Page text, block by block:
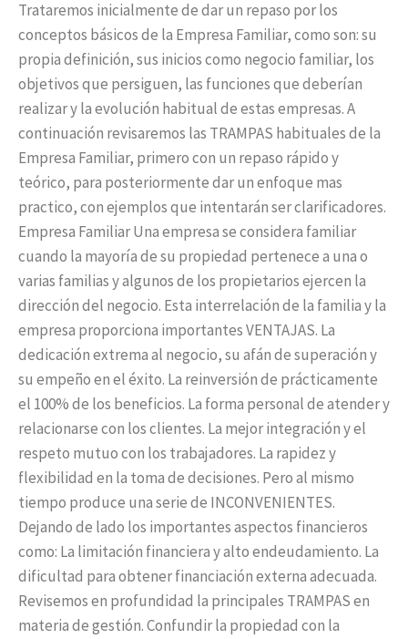
Trataremos inicialmente de dar un repaso por los
conceptos básicos de la Empresa Familiar, como son: su
propia definición, sus inicios como negocio familiar, los
objetivos que persiguen, las funciones que deberían
realizar y la evolución habitual de estas empresas. A
continuación revisaremos las TRAMPAS habituales de la
Empresa Familiar, primero con un repaso rápido y
teórico, para posteriormente dar un enfoque mas
practico, con ejemplos que intentarán ser clarificadores.
Empresa Familiar Una empresa se considera familiar
cuando la mayoría de su propiedad pertenece a una o
varias familias y algunos de los propietarios ejercen la
dirección del negocio. Esta interrelación de la familia y la
empresa proporciona importantes VENTAJAS. La
dedicación extrema al negocio, su afán de superación y
su empeño en el éxito. La reinversión de prácticamente
el 100% de los beneficios. La forma personal de atender y
relacionarse con los clientes. La mejor integración y el
respeto mutuo con los trabajadores. La rapidez y
flexibilidad en la toma de decisiones. Pero al mismo
tiempo produce una serie de INCONVENIENTES.
Dejando de lado los importantes aspectos financieros
como: La limitación financiera y alto endeudamiento. La
dificultad para obtener financiación externa adecuada.
Revisemos en profundidad la principales TRAMPAS en
materia de gestión. Confundir la propiedad con la